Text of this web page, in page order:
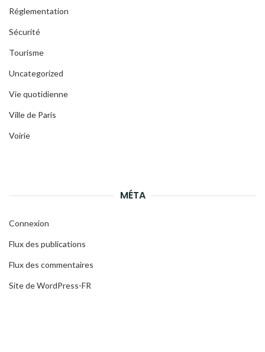
Réglementation
Sécurité
Tourisme
Uncategorized
Vie quotidienne
Ville de Paris
Voirie
MÉTA
Connexion
Flux des publications
Flux des commentaires
Site de WordPress-FR